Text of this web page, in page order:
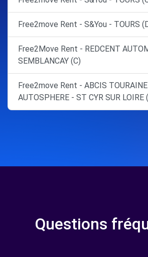
Free2move Rent - S&You - TOURS
Free2Move Rent - REDCENT
SEMBLANCAY (C)
Free2move Rent - ABCIS
AUTOSPHERE - ST CYR SUR LOIRE
Questions